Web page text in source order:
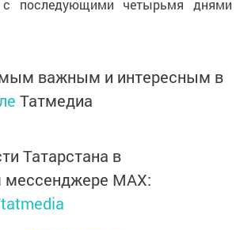
с последующими четырьмя днями
важным и интересным в
Татмедиа
Татарстана в
мессенджере MАХ: